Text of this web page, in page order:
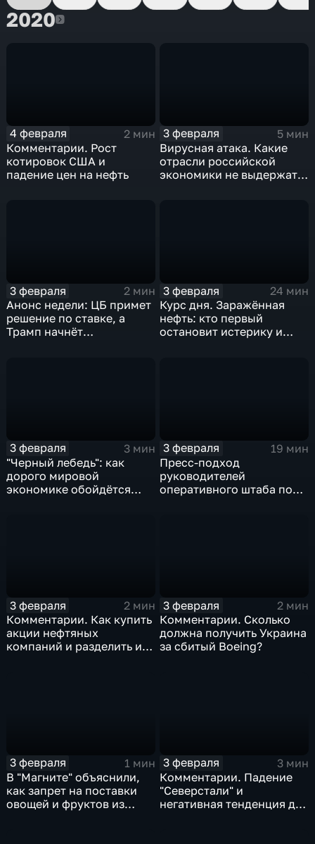
20202020
4 февраля
2 мин
Комментарии. Рост
котировок США и
падение цен на нефть
3 февраля
5 мин
Вирусная атака. Какие
отрасли российской
экономики не выдержат
3 февраля
2 мин
Анонс недели: ЦБ примет
решение по ставке, а
Трамп начнёт
3 февраля
24 мин
Курс дня. Заражённая
нефть: кто первый
остановит истерику и
3 февраля
3 мин
"Черный лебедь": как
дорого мировой
экономике обойдётся
3 февраля
19 мин
Пресс-подход
руководителей
оперативного штаба по
3 февраля
2 мин
Комментарии. Как купить
акции нефтяных
компаний и разделить их
3 февраля
2 мин
Комментарии. Сколько
должна получить Украина
за сбитый Boeing?
3 февраля
1 мин
В "Магните" объяснили,
как запрет на поставки
овощей и фруктов из
3 февраля
3 мин
Комментарии. Падение
"Северстали" и
негативная тенденция для